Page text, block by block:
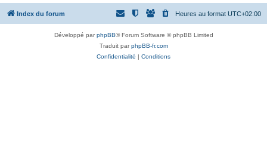
Index du forum Heures au format UTC+02:00
Développé parphpBB® Forum Software © phpBB Limited
Traduit parphpBB-fr.com
Confidentialité | Conditions